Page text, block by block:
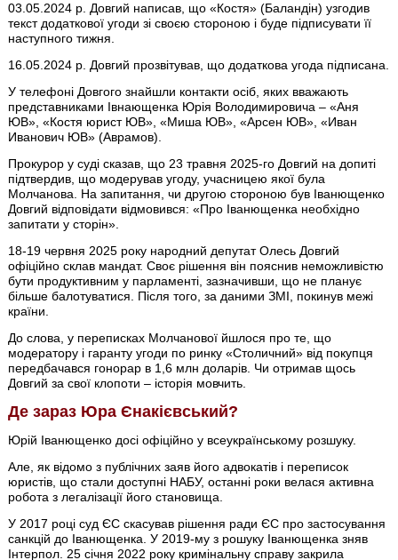
03.05.2024 р. Довгий написав, що «Костя» (Баландін) узгодив
текст додаткової угоди зі своєю стороною і буде підписувати її
наступного тижня.
16.05.2024 р. Довгий прозвітував, що додаткова угода підписана.
У телефоні Довгого знайшли контакти осіб, яких вважають
представниками Івнающенка Юрія Володимировича – «Аня
ЮВ», «Костя юрист ЮВ», «Миша ЮВ», «Арсен ЮВ», «Иван
Иванович ЮВ» (Аврамов).
Прокурор у суді сказав, що 23 травня 2025-го Довгий на допиті
підтвердив, що модерував угоду, учасницею якої була
Молчанова. На запитання, чи другою стороною був Іванющенко
Довгий відповідати відмовився: «Про Іванющенка необхідно
запитати у сторін».
18-19 червня 2025 року народний депутат Олесь Довгий
офіційно склав мандат. Своє рішення він пояснив неможливістю
бути продуктивним у парламенті, зазначивши, що не планує
більше балотуватися. Після того, за даними ЗМІ, покинув межі
країни.
До слова, у переписках Молчанової йшлося про те, що
модератору і гаранту угоди по ринку «Столичний» від покупця
передбачався гонорар в 1,6 млн доларів. Чи отримав щось
Довгий за свої клопоти – історія мовчить.
Де зараз Юра Єнакієвський?
Юрій Іванющенко досі офіційно у всеукраїнському розшуку.
Але, як відомо з публічних заяв його адвокатів і переписок
юристів, що стали доступні НАБУ, останні роки велася активна
робота з легалізації його становища.
У 2017 році суд ЄС скасував рішення ради ЄС про застосування
санкцій до Іванющенка. У 2019-му з рошуку Іванющенка зняв
Інтерпол. 25 січня 2022 року кримінальну справу закрила